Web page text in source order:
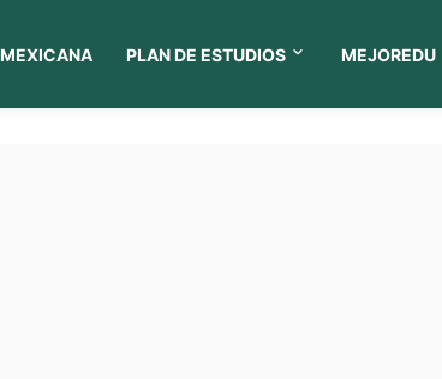
PLAN DE ESTUDIOS MEJOREDU